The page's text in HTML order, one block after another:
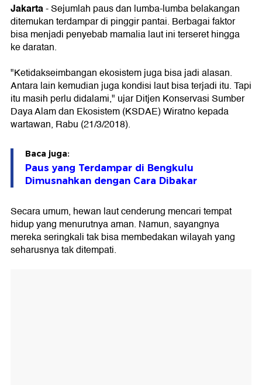
Jakarta-Sejumlah paus dan lumba-lumba belakangan
ditemukan terdampar di pinggir pantai. Berbagai faktor
bisa menjadi penyebab mamalia laut ini terseret hingga
ke daratan.
"Ketidakseimbangan ekosistem juga bisa jadi alasan.
Antara lain kemudian juga kondisi laut bisa terjadi itu. Tapi
itu masih perlu didalami," ujar Ditjen Konservasi Sumber
Daya Alam dan Ekosistem (KSDAE) Wiratno kepada
wartawan, Rabu (21/3/2018).
Baca juga:
Paus yang Terdampar di Bengkulu
Dimusnahkan dengan Cara Dibakar
Secara umum, hewan laut cenderung mencari tempat
hidup yang menurutnya aman. Namun, sayangnya
mereka seringkali tak bisa membedakan wilayah yang
seharusnya tak ditempati.